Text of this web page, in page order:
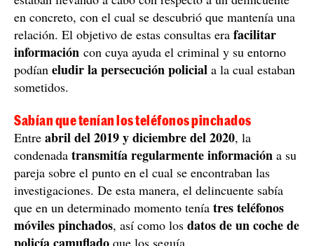
en concreto, con el cual se descubrió que mantenía una
relación. El objetivo de estas consultas era facilitar
información con cuya ayuda el criminal y su entorno
podían eludir la persecución policial a la cual estaban
sometidos.